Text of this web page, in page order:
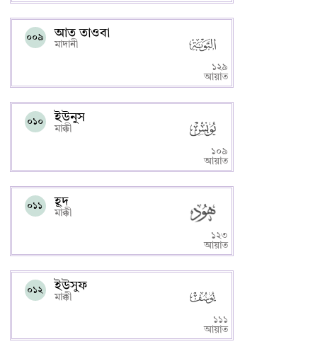
০০৯ আত তাওবা
মাদানী
১২৯
আয়াত
০১০ ইউনুস
মাক্কী
১০৯
আয়াত
০১১ হূদ
মাক্কী
১২৩
আয়াত
০১২ ইউসুফ
মাক্কী
১১১
আয়াত